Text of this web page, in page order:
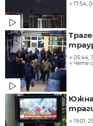
17:54,
05:44,
Чете
Южна
19:01,